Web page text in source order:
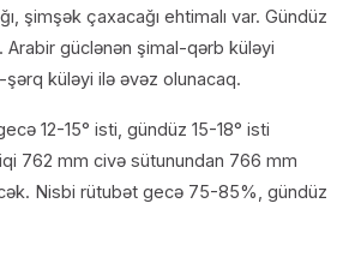
şimşək çaxacağı ehtimalı var. Gündüz
Arabir güclənən şimal-qərb küləyi
küləyi ilə əvəz olunacaq.
12-15° isti, gündüz 15-18° isti
762 mm civə sütunundan 766 mm
Nisbi rütubət gecə 75-85%, gündüz